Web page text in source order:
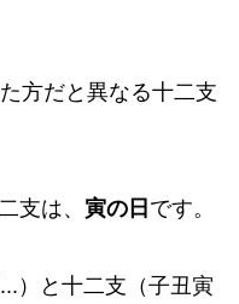
方だと異なる十二支
支は、 寅の日 です。
）と十二支（子丑寅